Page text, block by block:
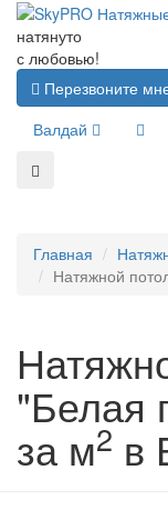
натянуто
с любовью!
Перезвоните
Валдай
Главная
Натяжной
"Белая
за м2 в